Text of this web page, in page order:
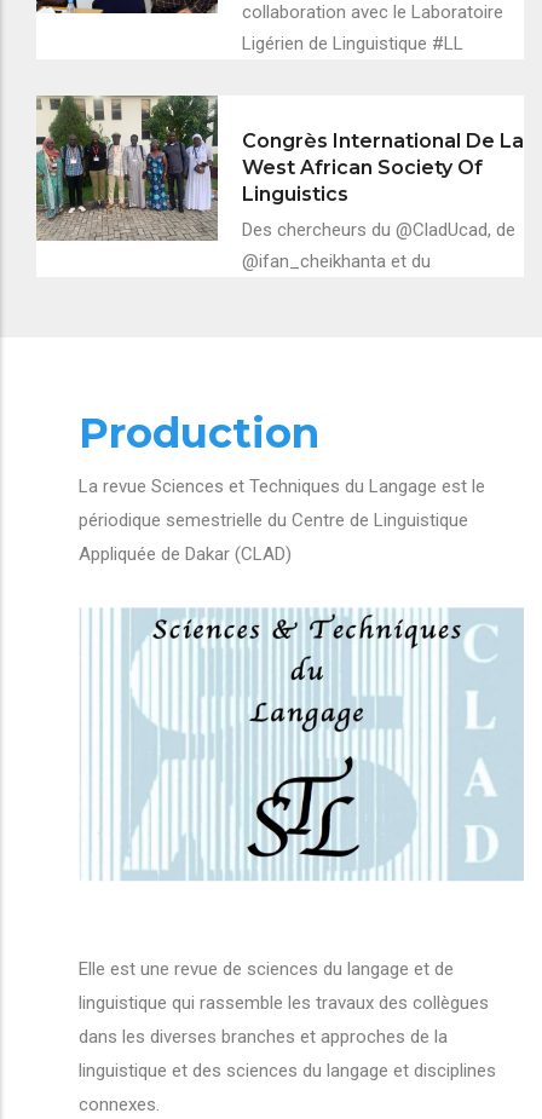
collaboration avec le Laboratoire
Ligérien de Linguistique #LL
Congrès International De La
West African Society Of
Linguistics
Des chercheurs du @CladUcad, de
@ifan_cheikhanta et du
Production
La revue Sciences et Techniques du Langage est le
périodique semestrielle du Centre de Linguistique
Appliquée de Dakar (CLAD)
Elle est une revue de sciences du langage et de
linguistique qui rassemble les travaux des collègues
dans les diverses branches et approches de la
linguistique et des sciences du langage et disciplines
connexes.